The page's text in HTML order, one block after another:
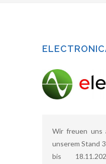
Wir freuen uns
unserem Stand
bis